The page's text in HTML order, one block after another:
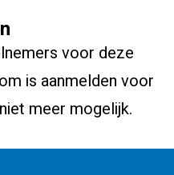
voor deze
is aanmelden voor
meer mogelijk.